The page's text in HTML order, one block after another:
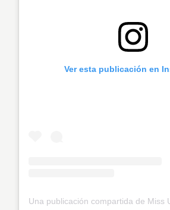
Ver esta publicación en